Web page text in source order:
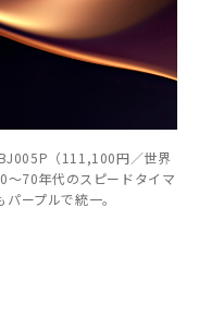
（111,100円／世界
70年代のスピードタイマ
ープルで統一。